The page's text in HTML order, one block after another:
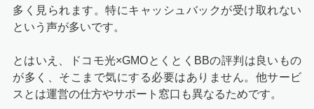
多く見られます。特にキャッシュバックが受け取れない
という声が多いです。
とはいえ、ドコモ光×GMOとくとくBBの評判は良いもの
が多く、そこまで気にする必要はありません。他サービ
スとは運営の仕方やサポート窓口も異なるためです。